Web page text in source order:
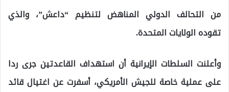
من التحالف الدولي المناهض لتنظيم “داعش”، والذي
تقوده الولايات المتحدة.
وأعلنت السلطات الإيرانية أن استهداف القاعدتين جرى ردا
على عملية خاصة للجيش الأمريكي، أسفرت عن اغتيال قائد